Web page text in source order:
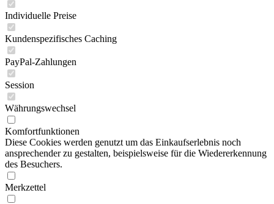
Individuelle Preise
Kundenspezifisches Caching
PayPal-Zahlungen
Session
Währungswechsel
Komfortfunktionen
Diese Cookies werden genutzt um das Einkaufserlebnis noch
ansprechender zu gestalten, beispielsweise für die Wiedererkennung
des Besuchers.
Merkzettel